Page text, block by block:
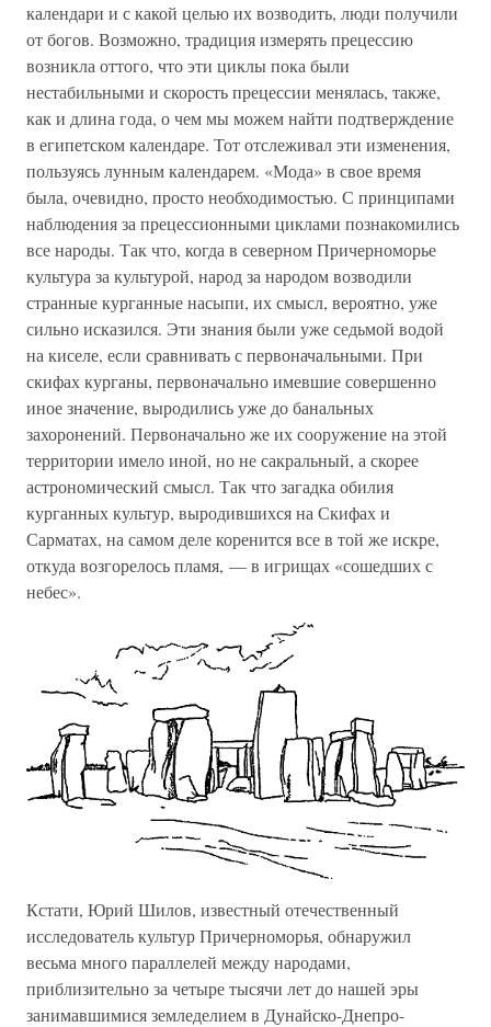
календари и с какой целью их возводить, люди получили
от богов. Возможно, традиция измерять прецессию
возникла оттого, что эти циклы пока были
нестабильными и скорость прецессии менялась, также,
как и длина года, о чем мы можем найти подтверждение
в египетском календаре. Тот отслеживал эти изменения,
пользуясь лунным календарем. «Мода» в свое время
была, очевидно, просто необходимостью. С принципами
наблюдения за прецессионными циклами познакомились
все народы. Так что, когда в северном Причерноморье
культура за культурой, народ за народом возводили
странные курганные насыпи, их смысл, вероятно, уже
сильно исказился. Эти знания были уже седьмой водой
на киселе, если сравнивать с первоначальными. При
скифах курганы, первоначально имевшие совершенно
иное значение, выродились уже до банальных
захоронений. Первоначально же их сооружение на этой
территории имело иной, но не сакральный, а скорее
астрономический смысл. Так что загадка обилия
курганных культур, выродившихся на Скифах и
Сарматах, на самом деле коренится все в той же искре,
откуда возгорелось пламя, — в игрищах «сошедших с
небес».
Кстати, Юрий Шилов, известный отечественный
исследователь культур Причерноморья, обнаружил
весьма много параллелей между народами,
приблизительно за четыре тысячи лет до нашей эры
занимавшимися земледелием в Дунайско-Днепро-